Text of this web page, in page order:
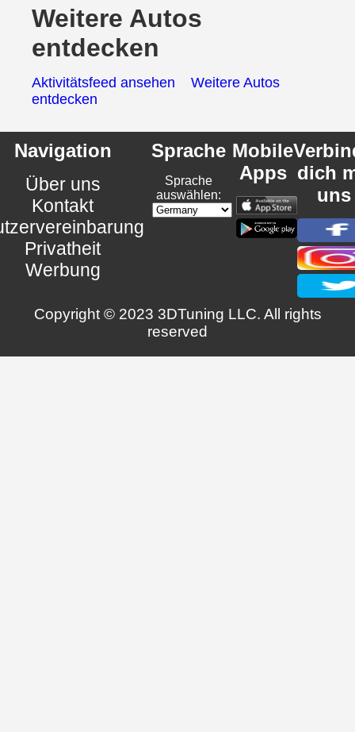
Weitere Autos
entdecken
Aktivitätsfeed ansehen
Weitere Autos
entdecken
Navigation
Über uns
Kontakt
Privatheit
Werbung
Sprache
Sprache
auswählen:
Mobile
Apps dich
uns
Copyright © 2023 3DTuning LLC. All rights
reserved